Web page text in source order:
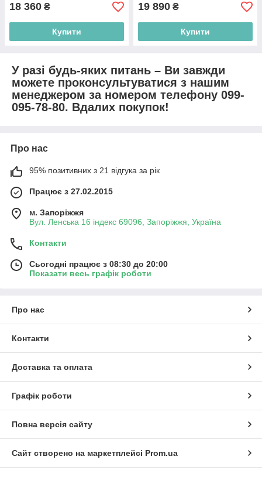
18 360 ₴
Купити
19 890 ₴
Купити
У разі будь-яких питань – Ви завжди
можете проконсультуватися з нашим
менеджером за номером телефону 099-
095-78-80. Вдалих покупок!
Про нас
95% позитивних з 21 відгука за рік
Працює з 27.02.2015
м. Запоріжжя
Вул. Ленська 16 індекс 69096, Запоріжжя, Україна
Контакти
Сьогодні працює з 08:30 до 20:00
Показати весь графік роботи
Про нас
Контакти
Доставка та оплата
Графік роботи
Повна версія сайту
Сайт створено на маркетплейсі Prom.ua